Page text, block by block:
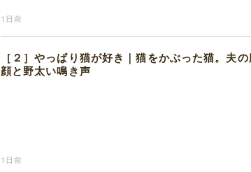
1日前
［２］やっぱり猫が好き｜猫をかぶった猫。夫
顔と野太い鳴き声
1日前